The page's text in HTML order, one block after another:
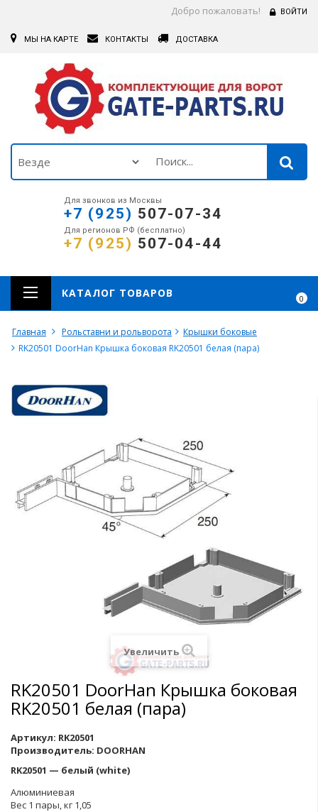
Добро пожаловать! ВОЙТИ
МЫ НА КАРТЕ КОНТАКТЫ ДОСТАВКА
Для звонков из Москвы
+7 (925) 507-07-34
Для регионов РФ (бесплатно)
+7 (925) 507-04-44
0
КАТАЛОГ ТОВАРОВ
Главная Рольставни и рольворота
Крышки боковые
RK20501 DoorHan Крышка боковая RK20501 белая (пара)
Увеличить
RK20501 DoorHan Крышка боковая
RK20501 белая (пара)
Артикул: RK20501
Производитель: DOORHAN
RK20501 — белый (white)
Алюминиевая
Вес 1 пары, кг 1,05